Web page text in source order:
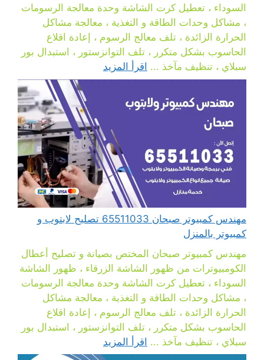
السوداء ، تعطيل كرت الشاشة وحدة معالجة الرسومات
، مشاكل وحدات الطاقة و التغذية ، معالجة مشاكل
الحرارة الزائدة ، تلف معالج الرسوم ، إعادة اقلاع
الحاسوب بشكل متكرر ، تلف التوانزستور ، استبدال بور
سبلاي ، تنظيف مآخذ ... اقرأ المزيد
مهندس كمبيوتر صبحان 65511033 تصليح لابتوب و
كمبيوتر بالمنزل
مهندس كمبيوتر صبحان المختص بصيانة و تصليح أعطال
الكومبيوترات من ظهور الشاشة الزرقاء ، ظهور الشاشة
السوداء ، تعطيل كرت الشاشة وحدة معالجة الرسومات
، مشاكل وحدات الطاقة و التغذية ، معالجة مشاكل
الحرارة الزائدة ، تلف معالج الرسوم ، إعادة اقلاع
الحاسوب بشكل متكرر ، تلف التوانزستور ، استبدال بور
سبلاي ، تنظيف مآخذ ... اقرأ المزيد